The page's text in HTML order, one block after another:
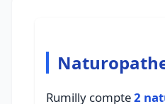
Rumilly compte2